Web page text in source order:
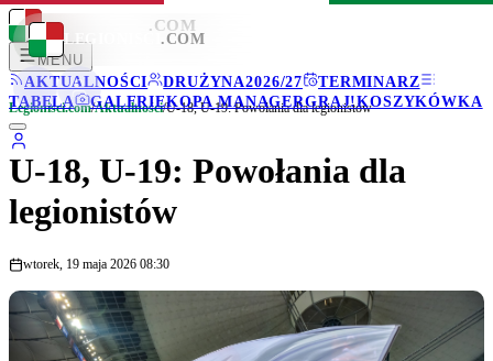
LEGIONISCI .COM
MENU
AKTUALNOŚCI
DRUŻYNA2026/27
TERMINARZ
TABELA
GALERIEKOPA MANAGERGRAJ!KOSZYKÓWKA
LEGIONISCI .COM
Legionisci.com/Aktualności/U-18, U-19: Powołania dla legionistów
U-18, U-19: Powołania dla
legionistów
wtorek, 19 maja 2026 08:30